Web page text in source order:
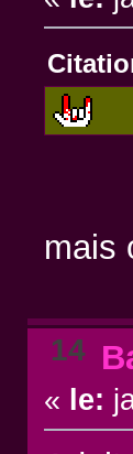
mais
14
« le: